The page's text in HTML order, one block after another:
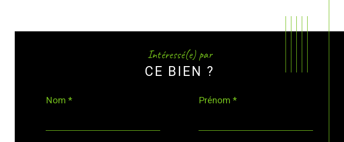
Intéressé(e) par
CE BIEN ?
Nom * Prénom *